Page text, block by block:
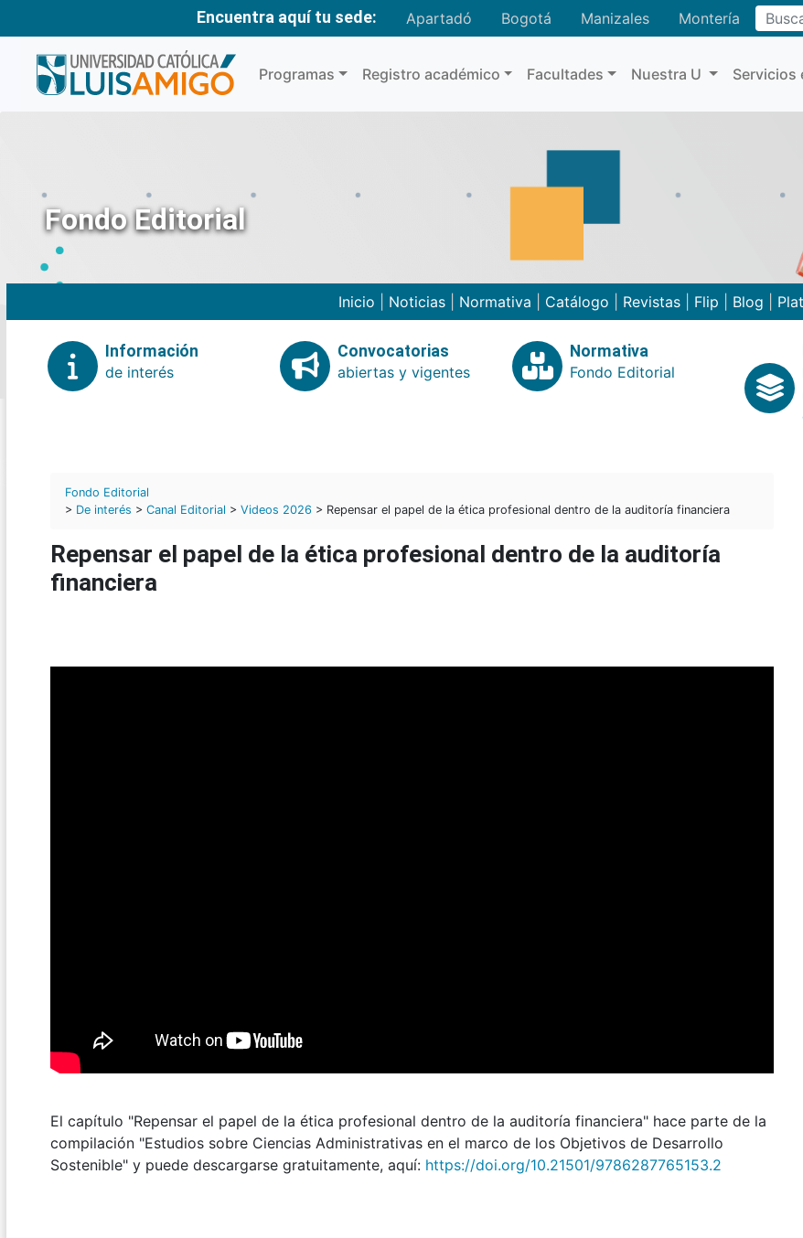
Encuentra aquí tu sede: Apartadó Bogotá Manizales MonteríaBuscar
Programas Registro académico Facultades Nuestra U Servicios
Fondo Editorial
Inicio Noticias Normativa Catálogo Revistas Flip Blog
Información
de interés
Convocatorias
abiertas y vigentes
Normativa
Fondo Editorial
Fondo Editorial
> De interés > Canal Editorial > Videos 2026 > Repensar el papel de la ética profesional dentro de la auditoría financiera
Repensar el papel de la ética profesional dentro de la auditoría
financiera
El capítulo "Repensar el papel de la ética profesional dentro de la auditoría financiera" hace parte de la
compilación "Estudios sobre Ciencias Administrativas en el marco de los Objetivos de Desarrollo
Sostenible" y puede descargarse gratuitamente, aquí: https://doi.org/10.21501/9786287765153.2